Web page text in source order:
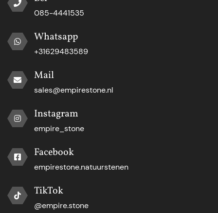
085-4441535
Whatsapp
+31629483589
Mail
sales@empirestone.nl
Instagram
empire_stone
Facebook
empirestone.natuurstenen
TikTok
@empire.stone